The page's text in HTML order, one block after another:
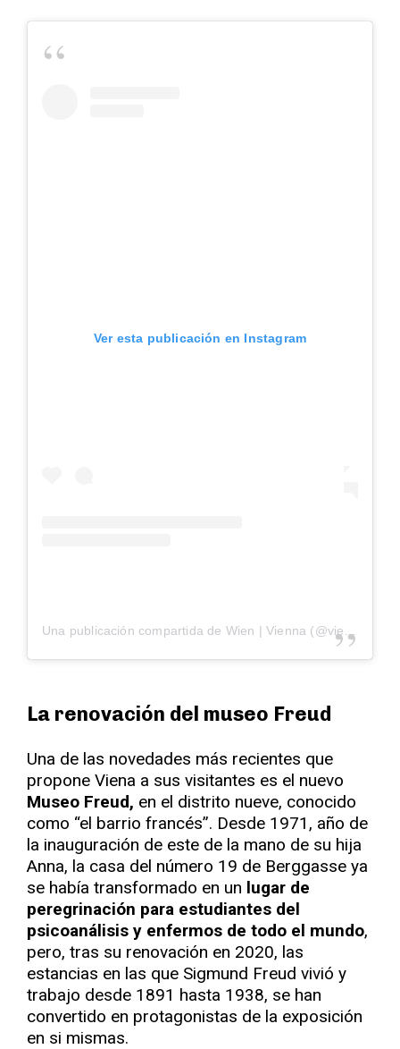
Ver esta publicación en Instagram
La renovación del museo Freud
Una de las novedades más recientes que
propone Viena a sus visitantes es el nuevo
Museo Freud, en el distrito nueve, conocido
como “el barrio francés”. Desde 1971, año de
la inauguración de este de la mano de su hija
Anna, la casa del número 19 de Berggasse ya
se había transformado en un lugar de
peregrinación para estudiantes del
psicoanálisis y enfermos de todo el mundo,
pero, tras su renovación en 2020, las
estancias en las que Sigmund Freud vivió y
trabajo desde 1891 hasta 1938, se han
convertido en protagonistas de la exposición
en si mismas.